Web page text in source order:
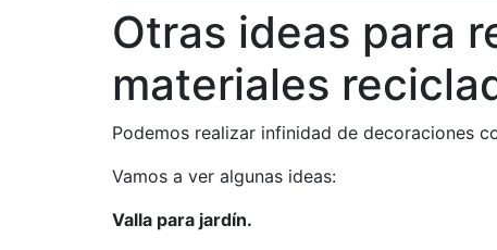
Otras ideas para
materiales
Podemos realizar infinidad de decoraciones
Vamos a ver algunas ideas:
Valla para jardín.